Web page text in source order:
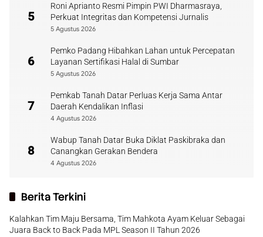
5
Roni Aprianto Resmi Pimpin PWI Dharmasraya,
Perkuat Integritas dan Kompetensi Jurnalis
5 Agustus 2026
6
Pemko Padang Hibahkan Lahan untuk Percepatan
Layanan Sertifikasi Halal di Sumbar
5 Agustus 2026
7
Pemkab Tanah Datar Perluas Kerja Sama Antar
Daerah Kendalikan Inflasi
4 Agustus 2026
8
Wabup Tanah Datar Buka Diklat Paskibraka dan
Canangkan Gerakan Bendera
4 Agustus 2026
Berita Terkini
Kalahkan Tim Maju Bersama, Tim Mahkota Ayam Keluar Sebagai
Juara Back to Back Pada MPL Season II Tahun 2026